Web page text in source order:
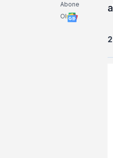
Abone
Ol